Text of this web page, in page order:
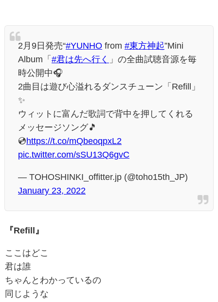
2月9日発売“#YUNHO from #東方神起”Mini
Album「 #君は先へ行く
」の全曲試聴音源を毎
時公開中🎧
2曲目は遊び心溢れるダンスチューン「Refill」
✨
ウィットに富んだ歌詞で背中を押してくれる
メッセージソング🎵
💿https://t.co/mQbeoqpxL2
pic.twitter.com/sSU13Q6gvC
— TOHOSHINKI_offitter.jp (@toho15th_JP)
January 23, 2022
『Refill』
ここはどこ
君は誰
ちゃんとわかっているの
同じような